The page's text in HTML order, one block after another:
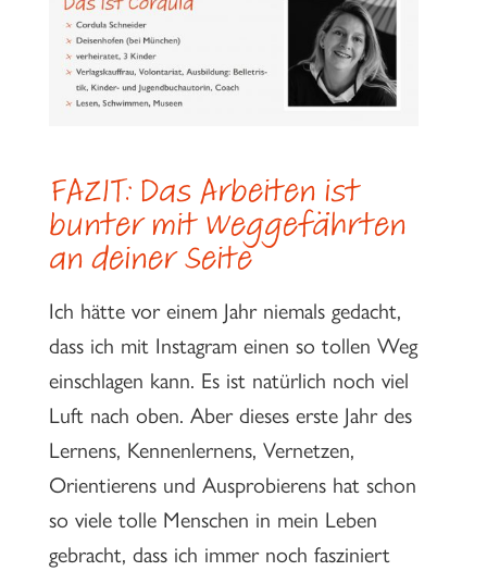
FAZIT: Das Arbeiten ist
bunter mit Weggefährten
an deiner Seite
Ich hätte vor einem Jahr niemals gedacht,
dass ich mit Instagram einen so tollen Weg
einschlagen kann. Es ist natürlich noch viel
Luft nach oben. Aber dieses erste Jahr des
Lernens, Kennenlernens, Vernetzen,
Orientierens und Ausprobierens hat schon
so viele tolle Menschen in mein Leben
gebracht, dass ich immer noch fasziniert